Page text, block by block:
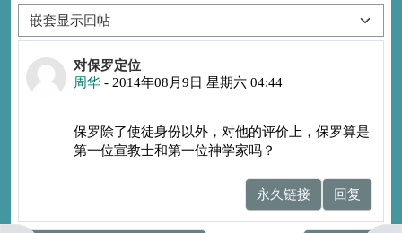
显示模式
对保罗定位
周华 - 2014年08月9日 星期六 04:44
回帖数：0
保罗除了使徒身份以外，对他的评价上，保罗算是
第一位宣教士和第一位神学家吗？
永久链接 回复